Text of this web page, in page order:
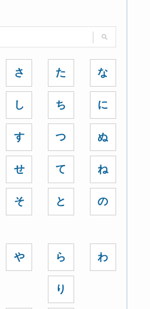
さ
し
す
せ
そ
た
ち
つ
て
と
な
に
ぬ
ね
の
や ら
り
わ